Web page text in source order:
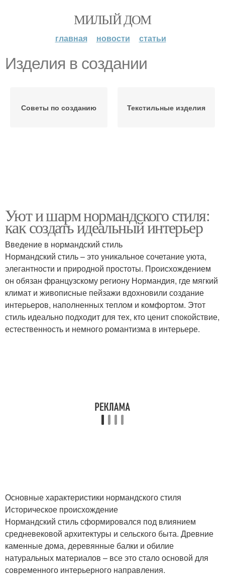
МИЛЫЙ ДОМ
главная новости статьи
Изделия в создании
Советы по созданию Текстильные изделия
Уют и шарм нормандского стиля:
как создать идеальный интерьер
Введение в нормандский стиль
Нормандский стиль – это уникальное сочетание уюта,
элегантности и природной простоты. Происхождением
он обязан французскому региону Нормандия, где мягкий
климат и живописные пейзажи вдохновили создание
интерьеров, наполненных теплом и комфортом. Этот
стиль идеально подходит для тех, кто ценит спокойствие,
естественность и немного романтизма в интерьере.
Основные характеристики нормандского стиля
Историческое происхождение
Нормандский стиль сформировался под влиянием
средневековой архитектуры и сельского быта. Древние
каменные дома, деревянные балки и обилие
натуральных материалов – все это стало основой для
современного интерьерного направления.